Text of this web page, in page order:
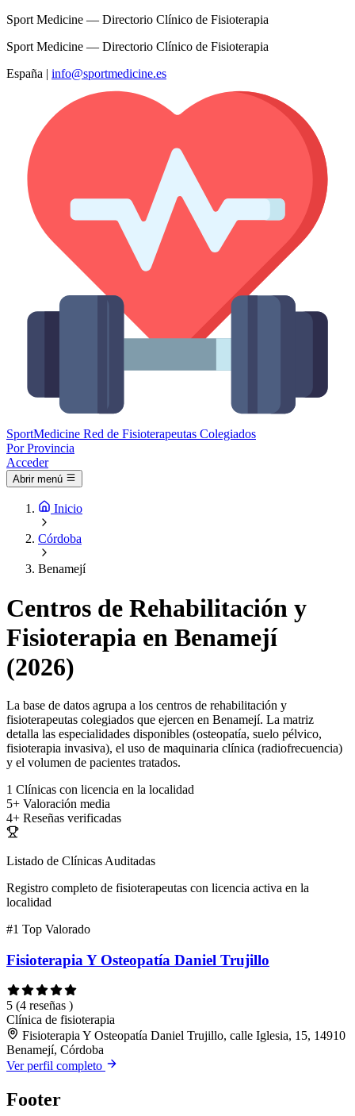
Sport Medicine — Directorio Clínico de Fisioterapia
Sport Medicine — Directorio Clínico de Fisioterapia
España | info@sportmedicine.es
SportMedicine Red de Fisioterapeutas Colegiados
Por Provincia
Acceder
Abrir menú
Inicio
Córdoba
Benamejí
Centros de Rehabilitación y
Fisioterapia en Benamejí
(2026)
La base de datos agrupa a los centros de rehabilitación y
fisioterapeutas colegiados que ejercen en Benamejí. La matriz
detalla las especialidades disponibles (osteopatía, suelo pélvico,
fisioterapia invasiva), el uso de maquinaria clínica (radiofrecuencia)
y el volumen de pacientes tratados.
1 Clínicas con licencia en la localidad
5+ Valoración media
4+ Reseñas verificadas
Listado de Clínicas Auditadas
Registro completo de fisioterapeutas con licencia activa en la
localidad
#1 Top Valorado
Fisioterapia Y Osteopatía Daniel Trujillo
5 (4 reseñas )
Clínica de fisioterapia
Fisioterapia Y Osteopatía Daniel Trujillo, calle Iglesia, 15, 14910
Benamejí, Córdoba
Ver perfil completo
Footer